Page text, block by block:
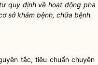
quy định về hoạt động pha
sở khám bệnh, chữa bệnh.
tắc, tiêu chuẩn chuyên